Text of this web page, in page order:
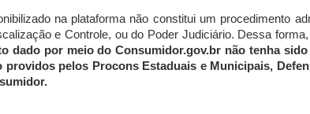
na plataforma não constitui um procedimento
e Controle, ou do Poder Judiciário. Dessa
dado por meio do Consumidor.gov.br não tenha
pelos Procons Estaduais e Municipais,